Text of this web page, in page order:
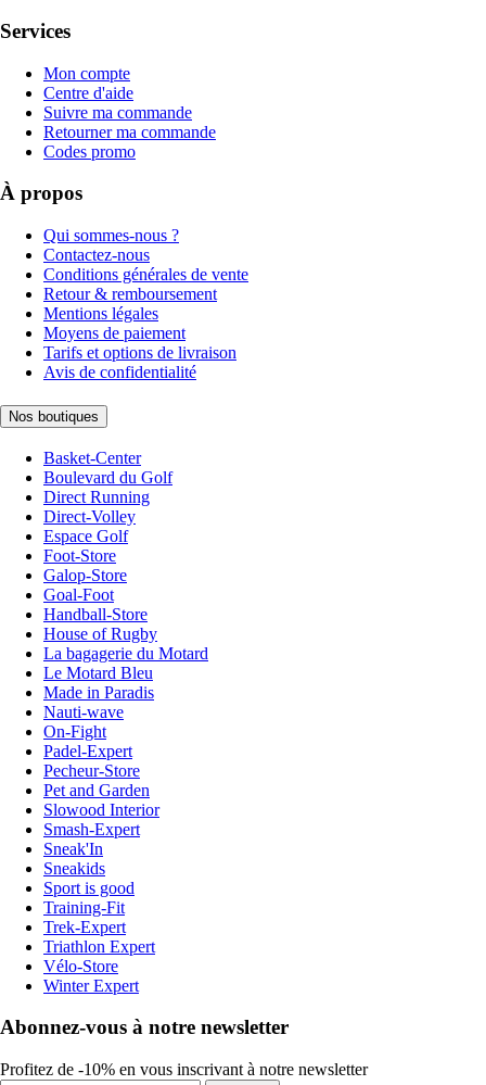
Services
Mon compte
Centre d'aide
Suivre ma commande
Retourner ma commande
Codes promo
À propos
Qui sommes-nous ?
Contactez-nous
Conditions générales de vente
Retour & remboursement
Mentions légales
Moyens de paiement
Tarifs et options de livraison
Avis de confidentialité
Nos boutiques
Basket-Center
Boulevard du Golf
Direct Running
Direct-Volley
Espace Golf
Foot-Store
Galop-Store
Goal-Foot
Handball-Store
House of Rugby
La bagagerie du Motard
Le Motard Bleu
Made in Paradis
Nauti-wave
On-Fight
Padel-Expert
Pecheur-Store
Pet and Garden
Slowood Interior
Smash-Expert
Sneak'In
Sneakids
Sport is good
Training-Fit
Trek-Expert
Triathlon Expert
Vélo-Store
Winter Expert
Abonnez-vous à notre newsletter
Profitez de -10% en vous inscrivant à notre newsletter